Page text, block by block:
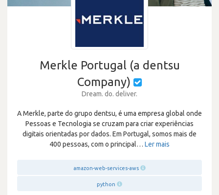
Merkle Portugal (a dentsu
Company)
Dream. do. deliver.
A Merkle, parte do grupo dentsu, é uma empresa global onde
Pessoas e Tecnologia se cruzam para criar experiências
digitais orientadas por dados. Em Portugal, somos mais de
400 pessoas, com o principal… Ler mais
amazon-web-services-aws
python